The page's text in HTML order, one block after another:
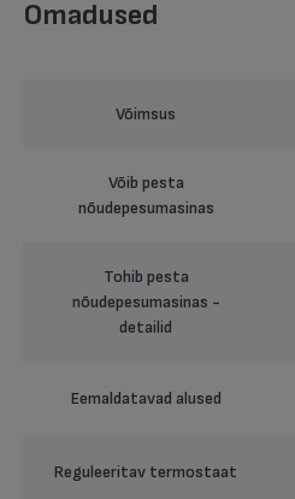
Omadused
Võimsus
Võib pesta
nõudepesumasinas
Tohib pesta
nõudepesumasinas -
detailid
Eemaldatavad alused
Reguleeritav termostaat